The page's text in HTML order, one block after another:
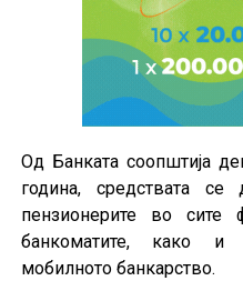
Од Банката соопштија
година, средствата
пензионерите во сите
банкоматите, како и
мобилното банкарство.